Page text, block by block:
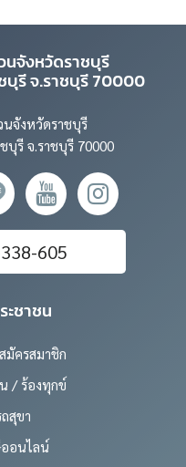
นจังหวัดราชบุรี
บุรี จ.ราชบุรี 70000
นจังหวัดราชบุรี
บุรี จ.ราชบุรี 70000
605
ะชาชน
มัครสมาชิก
น / ร้องทุกข์
สุขา
อนไลน์